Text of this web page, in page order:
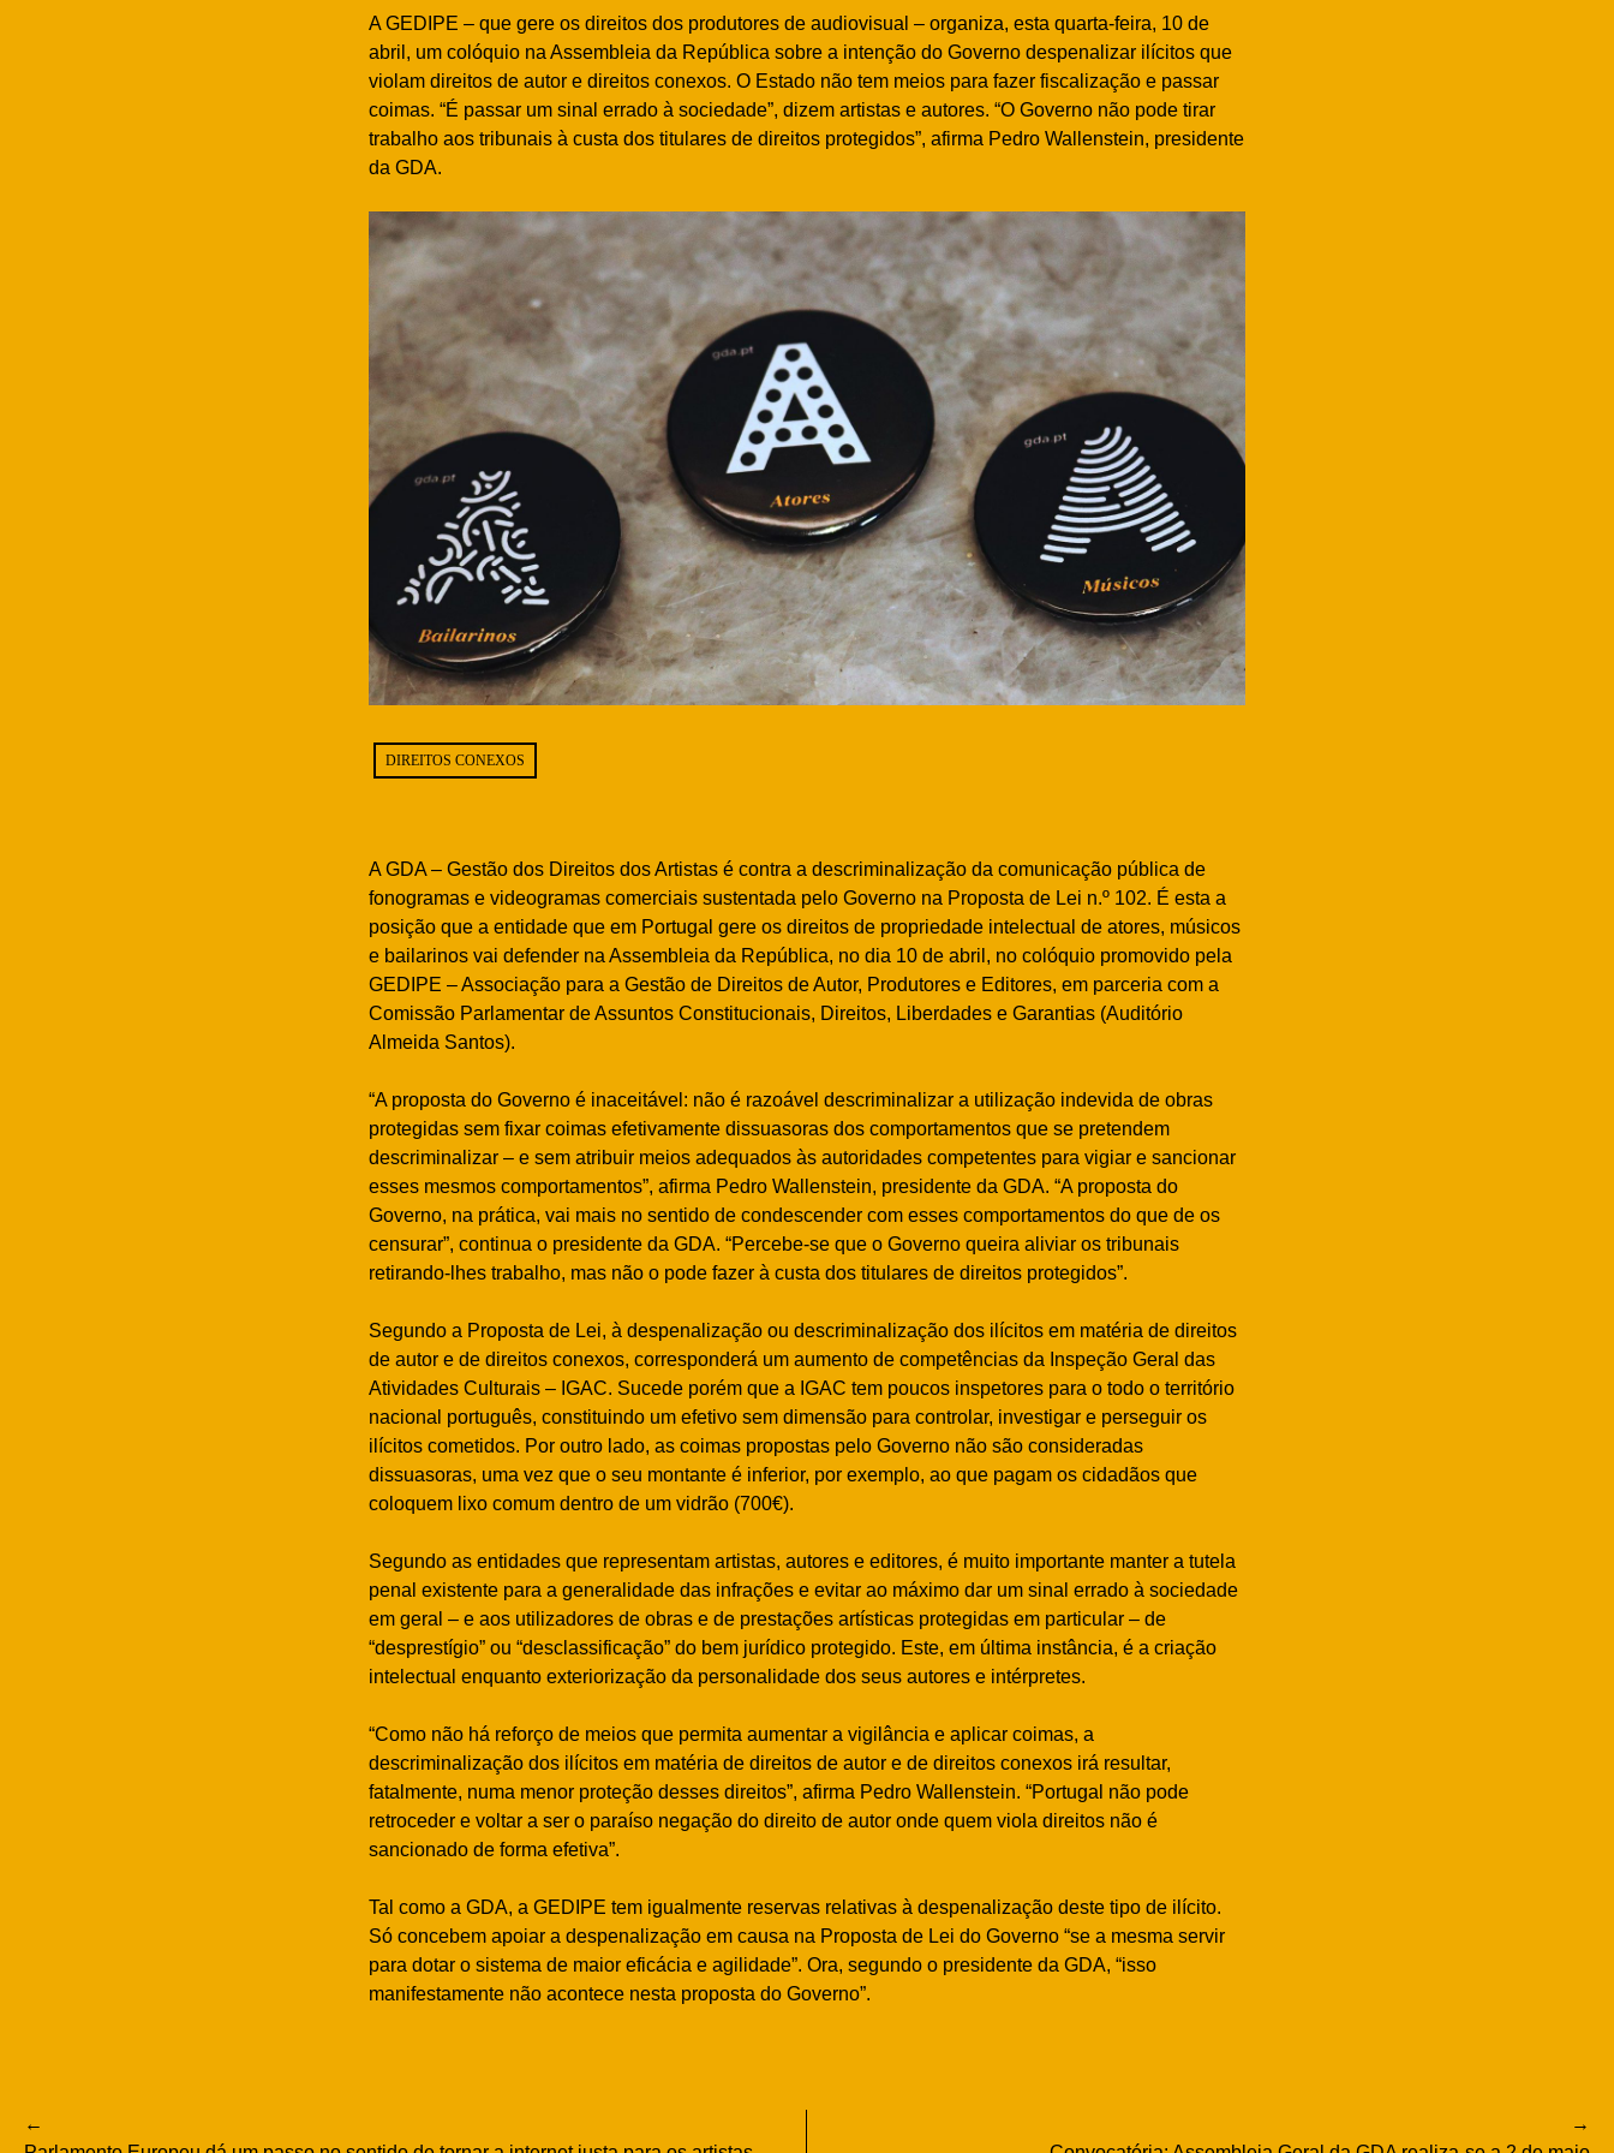
A GEDIPE – que gere os direitos dos produtores de audiovisual – organiza, esta quarta-feira, 10 de
abril, um colóquio na Assembleia da República sobre a intenção do Governo despenalizar ilícitos que
violam direitos de autor e direitos conexos. O Estado não tem meios para fazer fiscalização e passar
coimas. “É passar um sinal errado à sociedade”, dizem artistas e autores. “O Governo não pode tirar
trabalho aos tribunais à custa dos titulares de direitos protegidos”, afirma Pedro Wallenstein, presidente
da GDA.
DIREITOS CONEXOS
A GDA – Gestão dos Direitos dos Artistas é contra a descriminalização da comunicação pública de
fonogramas e videogramas comerciais sustentada pelo Governo na Proposta de Lei n.º 102. É esta a
posição que a entidade que em Portugal gere os direitos de propriedade intelectual de atores, músicos
e bailarinos vai defender na Assembleia da República, no dia 10 de abril, no colóquio promovido pela
GEDIPE – Associação para a Gestão de Direitos de Autor, Produtores e Editores, em parceria com a
Comissão Parlamentar de Assuntos Constitucionais, Direitos, Liberdades e Garantias (Auditório
Almeida Santos).
“A proposta do Governo é inaceitável: não é razoável descriminalizar a utilização indevida de obras
protegidas sem fixar coimas efetivamente dissuasoras dos comportamentos que se pretendem
descriminalizar – e sem atribuir meios adequados às autoridades competentes para vigiar e sancionar
esses mesmos comportamentos”, afirma Pedro Wallenstein, presidente da GDA. “A proposta do
Governo, na prática, vai mais no sentido de condescender com esses comportamentos do que de os
censurar”, continua o presidente da GDA. “Percebe-se que o Governo queira aliviar os tribunais
retirando-lhes trabalho, mas não o pode fazer à custa dos titulares de direitos protegidos”.
Segundo a Proposta de Lei, à despenalização ou descriminalização dos ilícitos em matéria de direitos
de autor e de direitos conexos, corresponderá um aumento de competências da Inspeção Geral das
Atividades Culturais – IGAC. Sucede porém que a IGAC tem poucos inspetores para o todo o território
nacional português, constituindo um efetivo sem dimensão para controlar, investigar e perseguir os
ilícitos cometidos. Por outro lado, as coimas propostas pelo Governo não são consideradas
dissuasoras, uma vez que o seu montante é inferior, por exemplo, ao que pagam os cidadãos que
coloquem lixo comum dentro de um vidrão (700€).
Segundo as entidades que representam artistas, autores e editores, é muito importante manter a tutela
penal existente para a generalidade das infrações e evitar ao máximo dar um sinal errado à sociedade
em geral – e aos utilizadores de obras e de prestações artísticas protegidas em particular – de
“desprestígio” ou “desclassificação” do bem jurídico protegido. Este, em última instância, é a criação
intelectual enquanto exteriorização da personalidade dos seus autores e intérpretes.
“Como não há reforço de meios que permita aumentar a vigilância e aplicar coimas, a
descriminalização dos ilícitos em matéria de direitos de autor e de direitos conexos irá resultar,
fatalmente, numa menor proteção desses direitos”, afirma Pedro Wallenstein. “Portugal não pode
retroceder e voltar a ser o paraíso negação do direito de autor onde quem viola direitos não é
sancionado de forma efetiva”.
Tal como a GDA, a GEDIPE tem igualmente reservas relativas à despenalização deste tipo de ilícito.
Só concebem apoiar a despenalização em causa na Proposta de Lei do Governo “se a mesma servir
para dotar o sistema de maior eficácia e agilidade”. Ora, segundo o presidente da GDA, “isso
manifestamente não acontece nesta proposta do Governo”.
Navegação